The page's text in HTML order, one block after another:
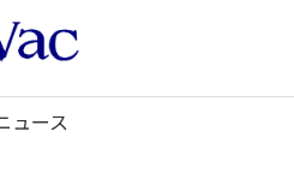
ュース